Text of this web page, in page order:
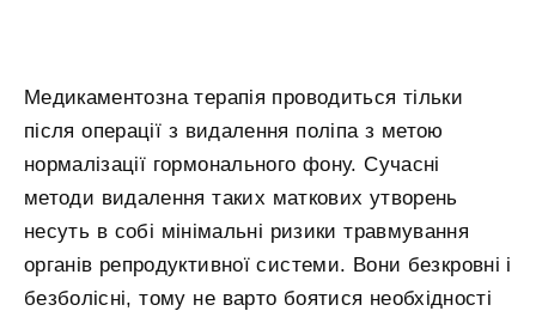
Медикаментозна терапія проводиться тільки
після операції з видалення поліпа з метою
нормалізації гормонального фону. Сучасні
методи видалення таких маткових утворень
несуть в собі мінімальні ризики травмування
органів репродуктивної системи. Вони безкровні і
безболісні, тому не варто боятися необхідності